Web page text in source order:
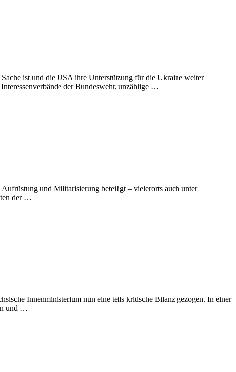
ist und die USA ihre Unterstützung für die Ukraine weiter
der Bundeswehr, unzählige …
Aufrüstung und Militarisierung beteiligt – vielerorts auch unter
der …
Innenministerium nun eine teils kritische Bilanz gezogen. In einer
und …